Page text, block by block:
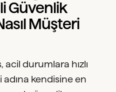
Güvenlik
Müşteri
acil durumlara hızlı
kendisine en